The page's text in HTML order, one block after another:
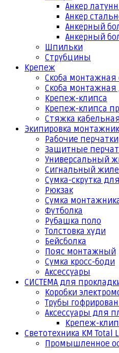
Анкер
Анкер
Анкерный
Анкерный
Шпильки
Струбцины
Крепеж
Скоба монтажная
Скоба монтажная
Крепеж-клипса
Крепеж-клипса
Стяжка
Экипировка
Рабочие перчатки
Защитные
Универсальный
Сигнальный
Сумка-скрутка
Рюкзак
Сумка
Футболка
Рубашка поло
Толстовка худи
Бейсболка
Пояс монтажный
Сумка кросс-боди
Аксессуары
СИСТЕМА для
Коробки
Трубы
Аксессуары для
Крепеж-
Светотехника КМ Total
Промышленное